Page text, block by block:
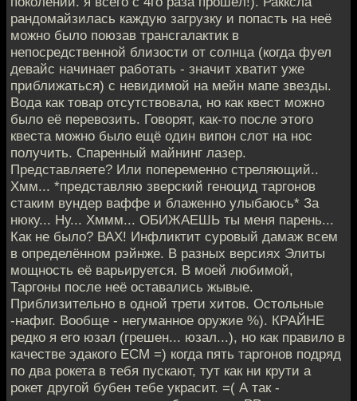
рандомайзилась каждую загрузку и попасть на неё
можно было поюзав трансгалактик в
непосредственной близости от солнца (когда фуел
девайс начинает работать - значит хватит уже
приближаться) с невидимой на мейн мапе звезды.
Вода как товар отсутствовала, но как квест можно
было её перевозить. Говорят, как-то после этого
квеста можно было ещё один випон слот на нос
получить. Спаренный майнинг лазер.
Представляете? Или попеременно стреляющий..
Хмм... *представляю зверский геноцид таргонов
стаким вундер ваффе и блаженно улыбаюсь* За
нюку... Ну... Хммм... ОБИЖАЕШЬ ты меня парень...
Как не было? ВАХ! Инфликтит суровый дамаж всем
в определённом рэйнже. В разных версиях Элиты
мощность её варьируется. В моей любимой,
Таргоны после неё оставались жывые.
Приблизительно в одной трети хитов. Остольные
-нафиг. Вообще - негуманное оружие %). КРАЙНЕ
редко я его юзал (грешен... юзал...), но как правило в
качестве эдакого ЕСМ =) когда пять таргонов подряд
по два рокета в тебя пускают, тут как ни крути а
рокет другой бубен тебе украсит. =( А так -